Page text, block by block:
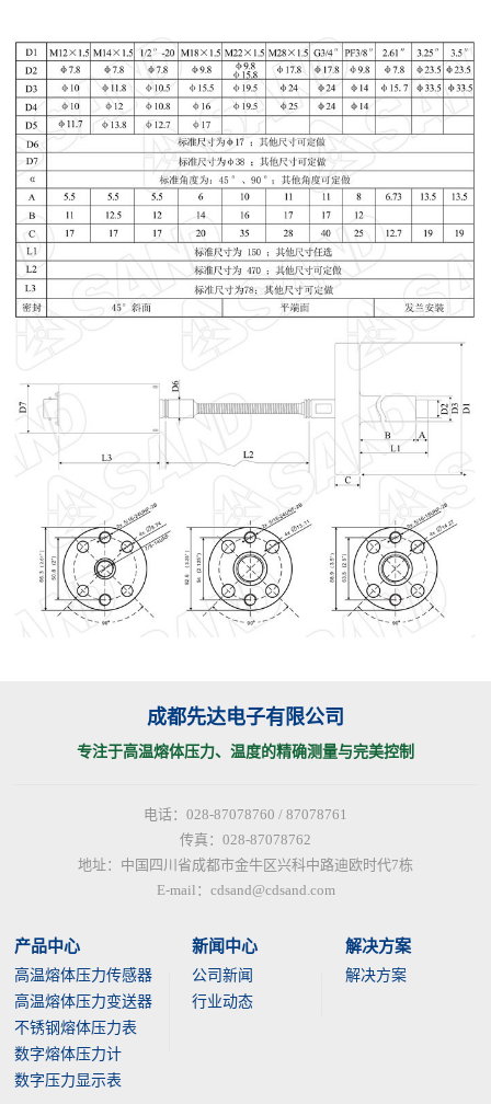
成都先达电子有限公司
专注于高温熔体压力、温度的精确测量与完美控制
电话：028-87078760 / 87078761
传真：028-87078762
地址：中国四川省成都市金牛区兴科中路迪欧时代7栋
E-mail：cdsand@cdsand.com
产品中心
高温熔体压力传感器
高温熔体压力变送器
不锈钢熔体压力表
数字熔体压力计
数字压力显示表
新闻中心
公司新闻
行业动态
解决方案
解决方案